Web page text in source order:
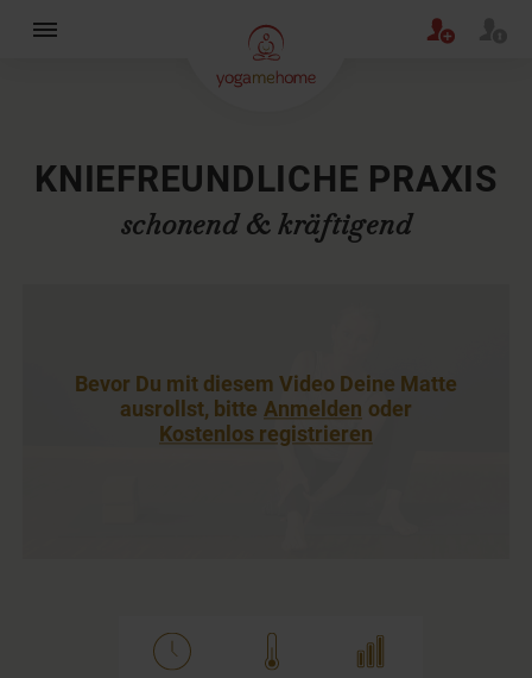
KNIEFREUNDLICHE PRAXIS
schonend & kräftigend
Bevor Du mit diesem Video Deine Matte
ausrollst, bitte Anmelden oder
Kostenlos registrieren